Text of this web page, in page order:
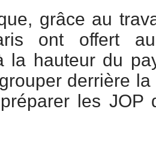
grâce au
ont offert
la hauteur du
derrière
les JOP